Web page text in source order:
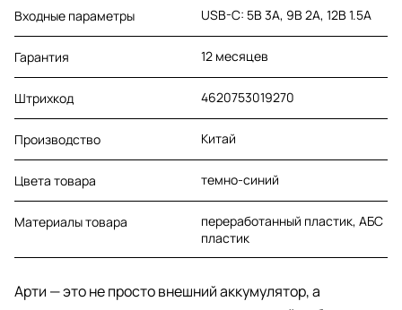
Входные параметры USB-C: 5В 3А, 9В 2А, 12В 1.5А
Гарантия 12 месяцев
Штрихкод 4620753019270
Производство Китай
Цвета товара темно-синий
Материалы товара
переработанный пластик, АБС
пластик
Арти — это не просто внешний аккумулятор, а